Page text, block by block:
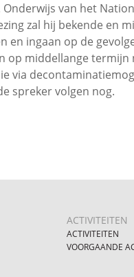
van het
zal hij bekende en
en ingaan op de
op middellange termijn
via
spreker volgen nog.
ACTIVITEITEN
ACTIVITEITEN
VOORGAANDE